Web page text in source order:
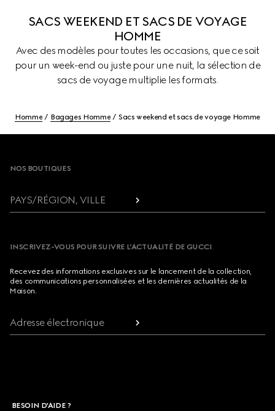
SACS WEEKEND ET SACS DE VOYAGE
HOMME
Avec des modèles pour toutes les occasions, que ce soit
pour un week-end ou juste pour une nuit, la sélection de
sacs de voyage multiplie les formats.
Homme Bagages Homme Sacs weekend et sacs de voyage Homme
NOS BOUTIQUES
PAYS/RÉGION, VILLE
INSCRIVEZ-VOUS POUR SUIVRE L’ACTUALITÉ DE GUCCI
Recevez des informations exclusives sur le lancement de la collection,
des communications personnalisées et les dernières actualités de la
Maison.
Adresse électronique
BESOIN D'AIDE ?